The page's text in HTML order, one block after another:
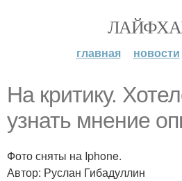
главная новости
На критику.
узнать мнение
Фото сняты на Iphone.
Автор: Руслан Гибадуллин